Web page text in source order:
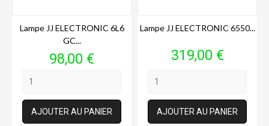
Lampe JJ ELECTRONIC 6L6
GC...
Prix
98,00 €
AJOUTER AU PANIER
Lampe JJ ELECTRONIC 6550...
Prix
319,00 €
AJOUTER AU PANIER